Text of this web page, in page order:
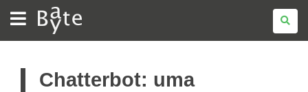
BATE
BYTE
Chatterbot: uma